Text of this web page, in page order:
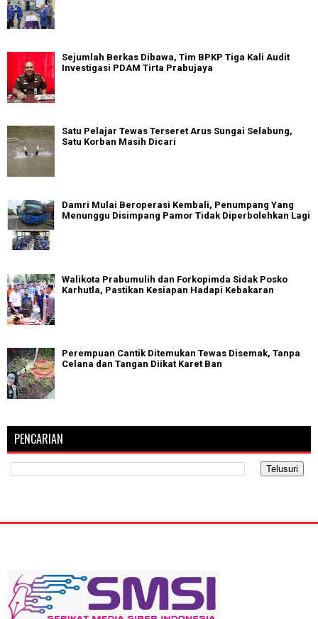
Sejumlah Berkas Dibawa, Tim BPKP Tiga Kali Audit
Investigasi PDAM Tirta Prabujaya
Satu Pelajar Tewas Terseret Arus Sungai Selabung,
Satu Korban Masih Dicari
Damri Mulai Beroperasi Kembali, Penumpang Yang
Menunggu Disimpang Pamor Tidak Diperbolehkan Lagi
Walikota Prabumulih dan Forkopimda Sidak Posko
Karhutla, Pastikan Kesiapan Hadapi Kebakaran
Perempuan Cantik Ditemukan Tewas Disemak, Tanpa
Celana dan Tangan Diikat Karet Ban
PENCARIAN